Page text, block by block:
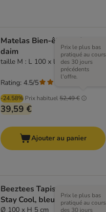
Matelas Bien-être en faux
daim
taille M : L 100 x l 70 x H 6 cm
-24.58% Prix habituel52,49 €
Prix le plus bas
pratiqué au cours
des 30 jours
précédents
l'offre.
39,59 €
Rating: 4.5/5
Ajouter au panier
Beeztees Tapis arroseur
Stay Cool, bleu
Ø 100 x H 5 cm
Prix le plus bas
pratiqué au cours
des 30 jours